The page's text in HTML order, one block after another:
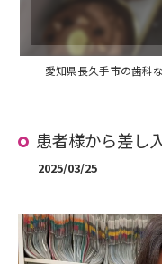
患者様から差し
2025/03/25